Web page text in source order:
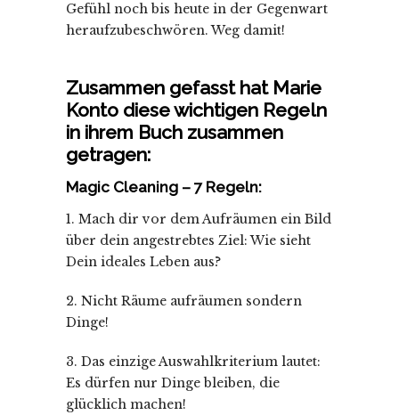
Gefühl noch bis heute in der Gegenwart
heraufzubeschwören. Weg damit!
Zusammen gefasst hat Marie
Konto diese wichtigen Regeln
in ihrem Buch zusammen
getragen:
Magic Cleaning – 7 Regeln:
1. Mach dir vor dem Aufräumen ein Bild
über dein angestrebtes Ziel: Wie sieht
Dein ideales Leben aus?
2. Nicht Räume aufräumen sondern
Dinge!
3. Das einzige Auswahlkriterium lautet:
Es dürfen nur Dinge bleiben, die
glücklich machen!